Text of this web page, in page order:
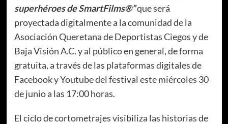
superhéroes de SmartFilms®”que será
proyectada digitalmente a la comunidad de la
Asociación Queretana de Deportistas Ciegos y de
Baja Visión A.C. y al público en general, de forma
gratuita, a través de las plataformas digitales de
Facebook y Youtube del festival este miércoles 30
de junio a las 17:00 horas.
El ciclo de cortometrajes visibiliza las historias de